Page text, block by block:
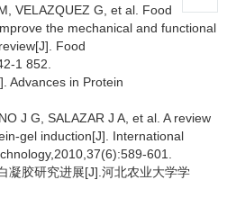
VELAZQUEZ G, et al. Food
the mechanical and functional
Food
1 852.
Advances in Protein
J G, SALAZAR J A, et al. A review
gel induction[J]. International
601.
凝胶研究进展[J].河北农业大学学